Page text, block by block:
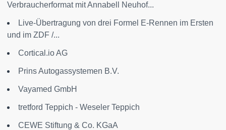
Verbraucherformat mit Annabell Neuhof...
Live-Übertragung von drei Formel E-Rennen im Ersten
und im ZDF /...
Cortical.io AG
Prins Autogassystemen B.V.
Vayamed GmbH
tretford Teppich - Weseler Teppich
CEWE Stiftung & Co. KGaA